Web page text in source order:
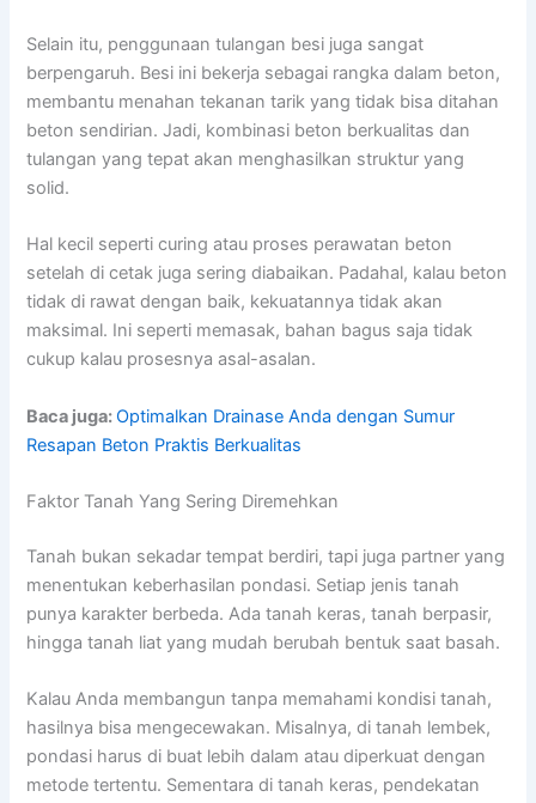
Selain itu, penggunaan tulangan besi juga sangat
berpengaruh. Besi ini bekerja sebagai rangka dalam beton,
membantu menahan tekanan tarik yang tidak bisa ditahan
beton sendirian. Jadi, kombinasi beton berkualitas dan
tulangan yang tepat akan menghasilkan struktur yang
solid.
Hal kecil seperti curing atau proses perawatan beton
setelah di cetak juga sering diabaikan. Padahal, kalau beton
tidak di rawat dengan baik, kekuatannya tidak akan
maksimal. Ini seperti memasak, bahan bagus saja tidak
cukup kalau prosesnya asal-asalan.
Baca juga:Optimalkan Drainase Anda dengan Sumur
Resapan Beton Praktis Berkualitas
Faktor Tanah Yang Sering Diremehkan
Tanah bukan sekadar tempat berdiri, tapi juga partner yang
menentukan keberhasilan pondasi. Setiap jenis tanah
punya karakter berbeda. Ada tanah keras, tanah berpasir,
hingga tanah liat yang mudah berubah bentuk saat basah.
Kalau Anda membangun tanpa memahami kondisi tanah,
hasilnya bisa mengecewakan. Misalnya, di tanah lembek,
pondasi harus di buat lebih dalam atau diperkuat dengan
metode tertentu. Sementara di tanah keras, pendekatan